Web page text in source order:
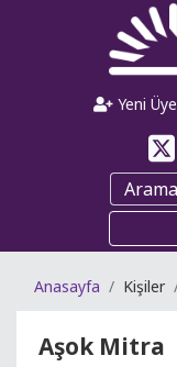
Yeni Üye
Anasayfa Kişiler
Aşok Mitra